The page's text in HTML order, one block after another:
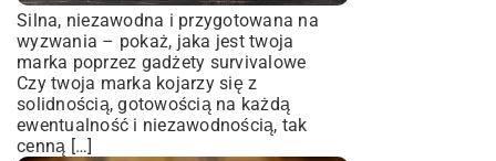
Silna, niezawodna i przygotowana na
wyzwania – pokaż, jaka jest twoja
marka poprzez gadżety survivalowe
Czy twoja marka kojarzy się z
solidnością, gotowością na każdą
ewentualność i niezawodnością, tak
cenną […]